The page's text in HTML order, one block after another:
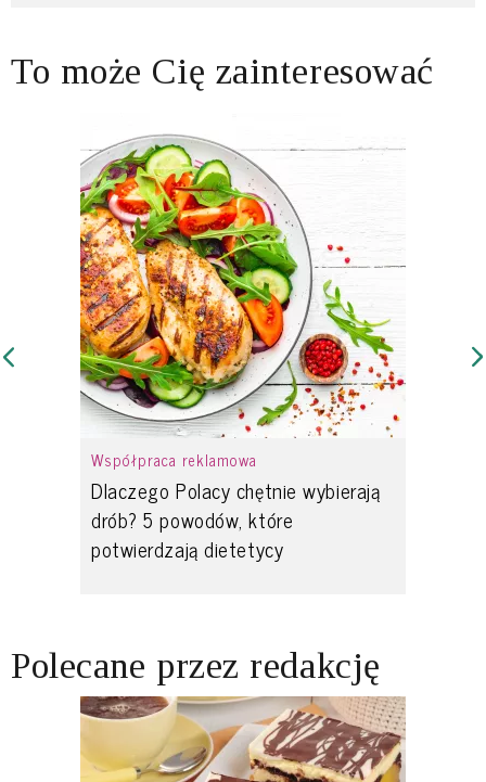
To może Cię zainteresować
Współpraca reklamowa
Dlaczego Polacy chętnie wybierają
drób? 5 powodów, które
potwierdzają dietetycy
Polecane przez redakcję